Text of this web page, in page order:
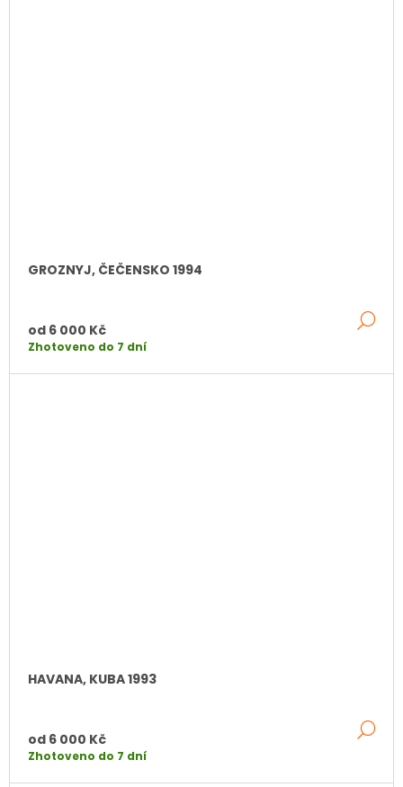
GROZNYJ, ČEČENSKO 1994
od 6 000 Kč
Zhotoveno do 7 dní
HAVANA, KUBA 1993
od 6 000 Kč
Zhotoveno do 7 dní